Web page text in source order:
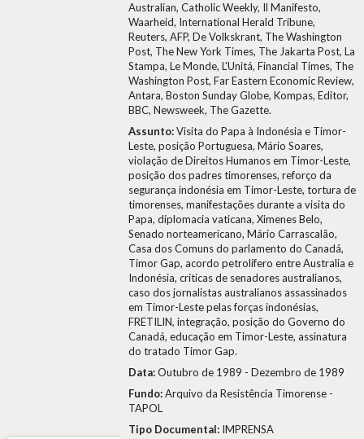
Australian, Catholic Weekly, Il Manifesto,
Waarheid, International Herald Tribune,
Reuters, AFP, De Volkskrant, The Washington
Post, The New York Times, The Jakarta Post, La
Stampa, Le Monde, L'Unitá, Financial Times, The
Washington Post, Far Eastern Economic Review,
Antara, Boston Sunday Globe, Kompas, Editor,
BBC, Newsweek, The Gazette.
Assunto:Visita do Papa à Indonésia e Timor-
Leste, posição Portuguesa, Mário Soares,
violação de Direitos Humanos em Timor-Leste,
posição dos padres timorenses, reforço da
segurança indonésia em Timor-Leste, tortura de
timorenses, manifestações durante a visita do
Papa, diplomacia vaticana, Ximenes Belo,
Senado norteamericano, Mário Carrascalão,
Casa dos Comuns do parlamento do Canadá,
Timor Gap, acordo petrolífero entre Australia e
Indonésia, críticas de senadores australianos,
caso dos jornalistas australianos assassinados
em Timor-Leste pelas forças indonésias,
FRETILIN, integração, posição do Governo do
Canadá, educação em Timor-Leste, assinatura
do tratado Timor Gap.
Data:Outubro de 1989 - Dezembro de 1989
Fundo:Arquivo da Resistência Timorense -
TAPOL
Tipo Documental: IMPRENSA